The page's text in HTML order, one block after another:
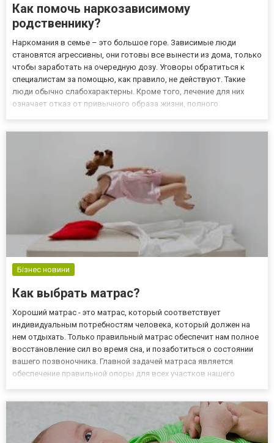
Как помочь наркозависимому
родственнику?
Наркомания в семье – это большое горе. Зависимые люди
становятся агрессивны, они готовы все вынести из дома, только
чтобы заработать на очередную дозу. Уговоры обратиться к
специалистам за помощью, как правило, не действуют. Такие
люди обычно слабохарактерны. Кроме того, лечение для них
означает отказ от привычного образа жизни, полного
Бізнес новини
Как выбрать матрас?
Хороший матрас - это матрас, который соответствует
индивидуальным потребностям человека, который должен на
нем отдыхать. Только правильный матрас обеспечит нам полное
восстановление сил во время сна, и позаботиться о состоянии
вашего позвоночника. Главной задачей матраса является
обеспечение правильной опоры для всех участков нашего